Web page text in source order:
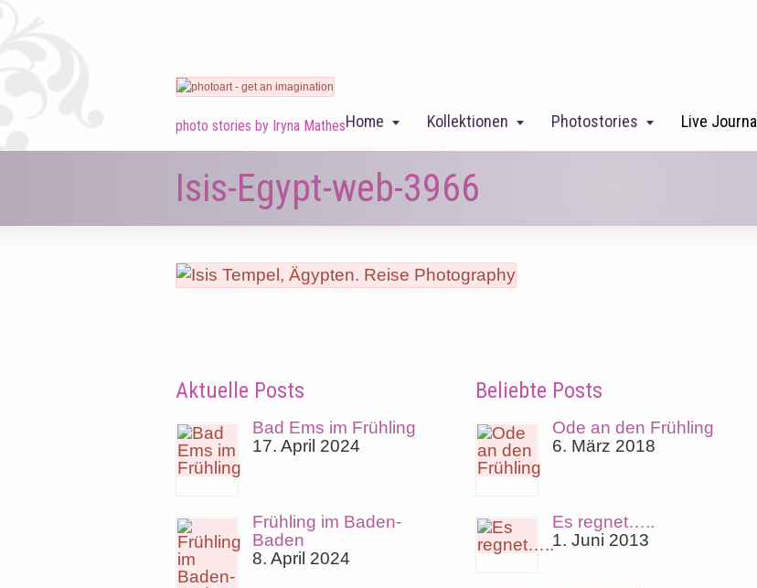
photo stories by Iryna MathesHome Kollektionen Photostories Live Journal
Isis-Egypt-web-3966
Aktuelle Posts
Bad Ems im Frühling
17. April 2024
Frühling im Baden-
Baden
8. April 2024
Beliebte Posts
Ode an den Frühling
6. März 2018
Es regnet…..
1. Juni 2013